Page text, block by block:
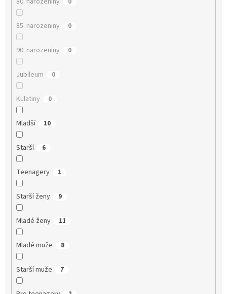
85. narozeniny 0
90. narozeniny 0
Jubileum 0
Kulatiny 0
Mladší 10
Starší 6
Teenagery 1
Starší ženy 9
Mladé ženy 11
Mladé muže 8
Starší muže 7